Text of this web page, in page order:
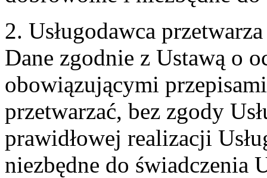
2. Usługodawca
Dane zgodnie z Ustawą o
obowiązującymi
przetwarzać, bez zgody
prawidłowej realizacji
niezbędne do świadczenia